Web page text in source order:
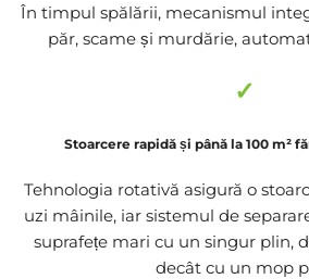
În timpul spălării, mecanismul
păr, scame și murdărie,
✓
Stoarcere rapidă și până la 100 m²
Tehnologia rotativă asigură o
uzi mâinile, iar sistemul de
suprafețe mari cu un singur plin,
decât cu un mop